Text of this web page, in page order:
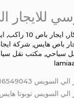
, ايجار باص 10 راكب ,
باص هايس, شركة
سياحي, مكتب نقل
الي السويس